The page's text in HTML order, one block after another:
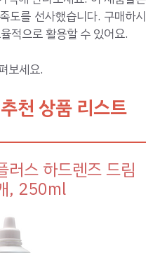
도를 선사했습니다. 구매하시
적으로 활용할 수 있어요.
보세요.
천 상품 리스트
러스 하드렌즈 드림
, 250ml